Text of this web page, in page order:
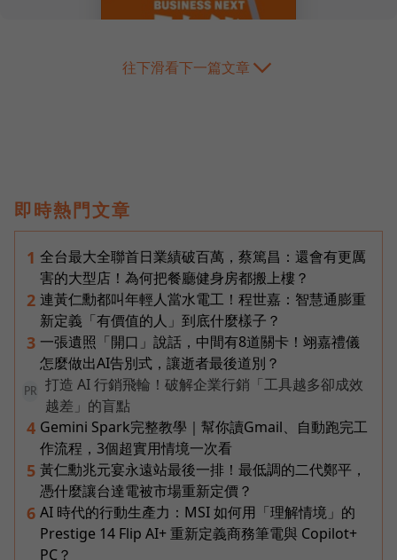
往下滑看下一篇文章
即時熱門文章
1 全台最大全聯首日業績破百萬，蔡篤昌：還會有更厲
害的大型店！為何把餐廳健身房都搬上樓？
2 連黃仁勳都叫年輕人當水電工！程世嘉：智慧通膨重
新定義「有價值的人」到底什麼樣子？
3 一張遺照「開口」說話，中間有8道關卡！翊嘉禮儀
怎麼做出AI告別式，讓逝者最後道別？
PR
打造 AI 行銷飛輪！破解企業行銷「工具越多卻成效
越差」的盲點
4 Gemini Spark完整教學｜幫你讀Gmail、自動跑完工
作流程，3個超實用情境一次看
5 黃仁勳兆元宴永遠站最後一排！最低調的二代鄭平，
憑什麼讓台達電被市場重新定價？
6 AI 時代的行動生產力：MSI 如何用「理解情境」的
Prestige 14 Flip AI+ 重新定義商務筆電與 Copilot+
PC？